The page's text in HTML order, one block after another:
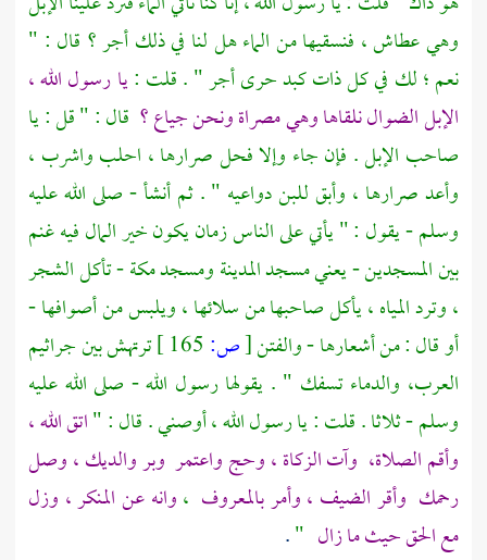
وهي عطاش ، فنسقيها من الماء هل لنا في ذلك أجر ؟ قال : "
نعم ؛ لك في كل ذات كبد حرى أجر " . قلت :يا رسول الله ،
الإبل الضوال نلقاها وهي مصراة ونحن جياع ؟ قال : " قل : يا
صاحب الإبل . فإن جاء وإلا فحل صرارها ، احلب واشرب ،
وأعد صرارها ، وأبق للبن دواعيه " . ثم أنشأ - صلى الله عليه
وسلم - يقول : " يأتي على الناس زمان يكون خير المال فيه غنم
بين المسجدين - يعني مسجدالمدينةومسجدمكة- تأكل الشجر
، وترد المياه ، يأكل صاحبها من سلائها ، ويلبس من أصوافها -
أو قال : من أشعارها - والفتن[ص:
ترتهش بين جراثيم
العرب، والدماء تسفك " . يقولها رسول الله - صلى الله عليه
وسلم - ثلاثا . قلت : يا رسول الله ، أوصني . قال : "اتق الله ،
وأقم الصلاة، وآت الزكاة ، وحج واعتمر وبر والديك ، وصل
رحمك وأقر الضيف ، وأمر بالمعروف ،وانه عن المنكر ، وزل
مع الحق حيث ما زال "
.